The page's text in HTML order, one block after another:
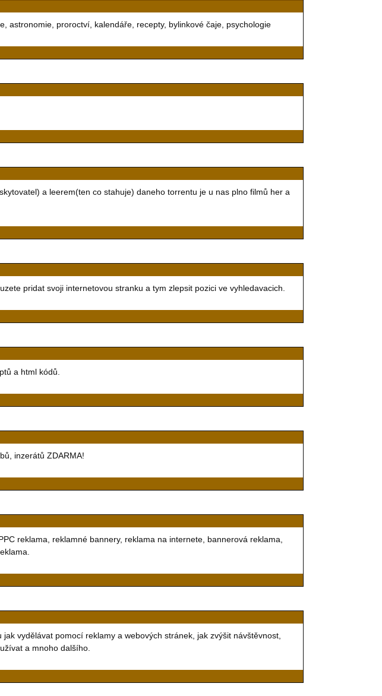
astronomie, proroctví, kalendáře, recepty, bylinkové čaje, psychologie
a leerem(ten co stahuje) daneho torrentu je u nas plno filmů her a
pridat svoji internetovou stranku a tym zlepsit pozici ve vyhledavacich.
a html kódů.
inzerátů ZDARMA!
reklama, reklamné bannery, reklama na internete, bannerová reklama,
vydělávat pomocí reklamy a webových stránek, jak zvýšit návštěvnost,
a mnoho dalšího.